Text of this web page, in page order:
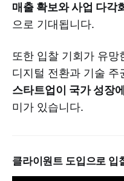
매출 확보와 사업 다각
으로 기대됩니다.
또한 입찰 기회가 유
디지털 전환과 기술 주
스타트업이 국가 성장
미가 있습니다.
클라이원트 도입으로 입